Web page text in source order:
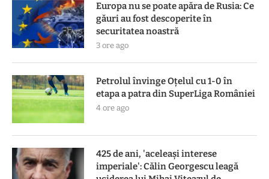
Europa nu se poate apăra de Rusia: Ce
găuri au fost descoperite în
securitatea noastră
3 ore ago
Petrolul învinge Oțelul cu 1-0 în
etapa a patra din SuperLiga României
4 ore ago
425 de ani, 'aceleași interese
imperiale': Călin Georgescu leagă